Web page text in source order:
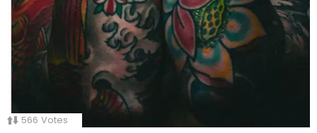
566 Votes